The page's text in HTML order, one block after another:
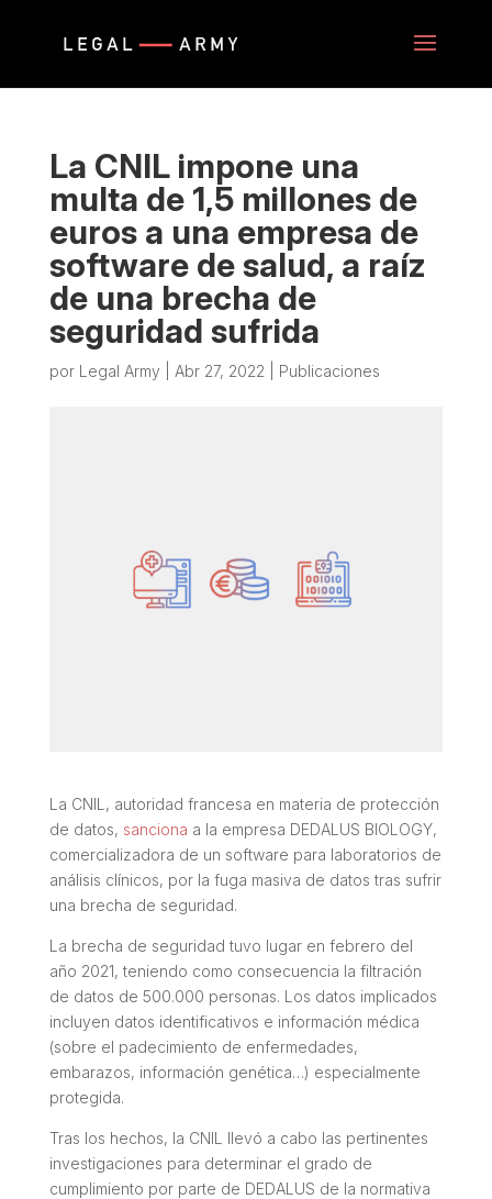
La CNIL impone una
multa de 1,5 millones de
euros a una empresa de
software de salud, a raíz
de una brecha de
seguridad sufrida
por Legal Army Abr 27, 2022 Publicaciones
La CNIL, autoridad francesa en materia de protección
de datos, sanciona a la empresa DEDALUS BIOLOGY,
comercializadora de un software para laboratorios de
análisis clínicos, por la fuga masiva de datos tras sufrir
una brecha de seguridad.
La brecha de seguridad tuvo lugar en febrero del
año 2021, teniendo como consecuencia la filtración
de datos de 500.000 personas. Los datos implicados
incluyen datos identificativos e información médica
(sobre el padecimiento de enfermedades,
embarazos, información genética…) especialmente
protegida.
Tras los hechos, la CNIL llevó a cabo las pertinentes
investigaciones para determinar el grado de
cumplimiento por parte de DEDALUS de la normativa